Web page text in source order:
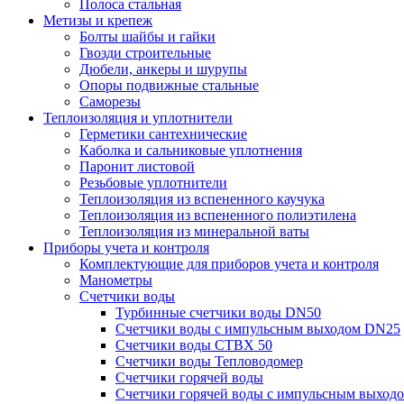
Полоса стальная
Метизы и крепеж
Болты шайбы и гайки
Гвозди строительные
Дюбели, анкеры и шурупы
Опоры подвижные стальные
Саморезы
Теплоизоляция и уплотнители
Герметики сантехнические
Каболка и сальниковые уплотнения
Паронит листовой
Резьбовые уплотнители
Теплоизоляция из вспененного каучука
Теплоизоляция из вспененного полиэтилена
Теплоизоляция из минеральной ваты
Приборы учета и контроля
Комплектующие для приборов учета и контроля
Манометры
Счетчики воды
Турбинные счетчики воды DN50
Счетчики воды с импульсным выходом DN25
Счетчики воды СТВХ 50
Счетчики воды Тепловодомер
Счетчики горячей воды
Счетчики горячей воды с импульсным